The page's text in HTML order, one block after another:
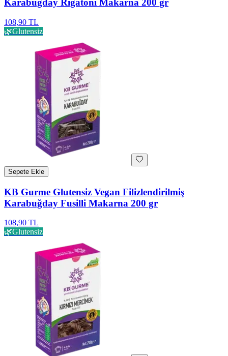
Karabuğday Rigatoni Makarna 200 gr
108,90 TL
🌿Glutensiz
Sepete Ekle
KB Gurme Glutensiz Vegan Filizlendirilmiş
Karabuğday Fusilli Makarna 200 gr
108,90 TL
🌿Glutensiz